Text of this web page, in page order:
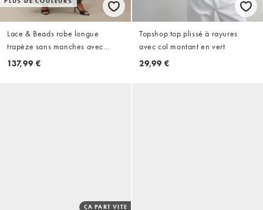
Lace & Beads robe longue
trapèze sans manches avec
détail choker en olive
137,99 €
Topshop top plissé à rayures
avec col montant en vert
29,99 €
ÇA PART VITE